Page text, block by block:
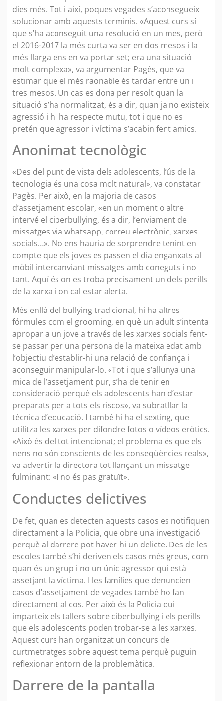
dies més. Tot i així, poques vegades s’aconsegueix
solucionar amb aquests terminis. «Aquest curs sí
que s’ha aconseguit una resolució en un mes, però
el 2016-2017 la més curta va ser en dos mesos i la
més llarga ens en va portar set; era una situació
molt complexa», va argumentar Pagès, que va
estimar que el més raonable és tardar entre un i
tres mesos. Un cas es dona per resolt quan la
situació s’ha normalitzat, és a dir, quan ja no existeix
agressió i hi ha respecte mutu, tot i que no es
pretén que agressor i víctima s’acabin fent amics.
Anonimat tecnològic
«Des del punt de vista dels adolescents, l’ús de la
tecnologia és una cosa molt natural», va constatar
Pagès. Per això, en la majoria de casos
d’assetjament escolar, «en un moment o altre
intervé el ciberbullying, és a dir, l’enviament de
missatges via whatsapp, correu electrònic, xarxes
socials…». No ens hauria de sorprendre tenint en
compte que els joves es passen el dia enganxats al
mòbil intercanviant missatges amb coneguts i no
tant. Aquí és on es troba precisament un dels perills
de la xarxa i on cal estar alerta.
Més enllà del bullying tradicional, hi ha altres
fórmules com el grooming, en què un adult s’intenta
apropar a un jove a través de les xarxes socials fent-
se passar per una persona de la mateixa edat amb
l’objectiu d’establir-hi una relació de confiança i
aconseguir manipular-lo. «Tot i que s’allunya una
mica de l’assetjament pur, s’ha de tenir en
consideració perquè els adolescents han d’estar
preparats per a tots els riscos», va subratllar la
tècnica d’educació. I també hi ha el sexting, que
utilitza les xarxes per difondre fotos o vídeos eròtics.
«Això és del tot intencionat; el problema és que els
nens no són conscients de les conseqüències reals»,
va advertir la directora tot llançant un missatge
fulminant: «I no és pas gratuït».
Conductes delictives
De fet, quan es detecten aquests casos es notifiquen
directament a la Policia, que obre una investigació
perquè al darrere pot haver-hi un delicte. Des de les
escoles també s’hi deriven els casos més greus, com
quan és un grup i no un únic agressor qui està
assetjant la víctima. I les famílies que denuncien
casos d’assetjament de vegades també ho fan
directament al cos. Per això és la Policia qui
imparteix els tallers sobre ciberbullying i els perills
que els adolescents poden trobar-se a les xarxes.
Aquest curs han organitzat un concurs de
curtmetratges sobre aquest tema perquè puguin
reflexionar entorn de la problemàtica.
Darrere de la pantalla